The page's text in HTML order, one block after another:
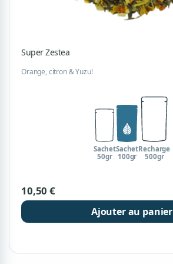
Super Zestea
Orange, citron & Yuzu!
Sachet
50gr
Sachet
100gr
Recharge
500gr
10,50 €
Ajouter au panier